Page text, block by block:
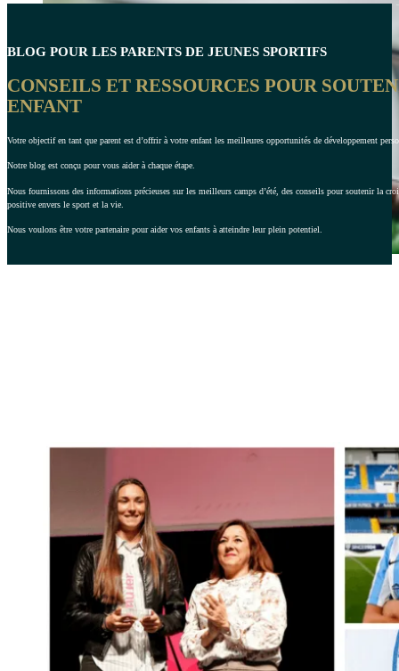
BLOG POUR LES PARENTS DE JEUNES SPORTIFS
CONSEILS ET RESSOURCES POUR
ENFANT
Votre objectif en tant que parent est d’offrir à votre enfant les meilleures opportunités de développement
Notre blog est conçu pour vous aider à chaque étape.
Nous fournissons des informations précieuses sur les meilleurs camps d’été, des conseils pour soutenir la
positive envers le sport et la vie.
Nous voulons être votre partenaire pour aider vos enfants à atteindre leur plein potentiel.